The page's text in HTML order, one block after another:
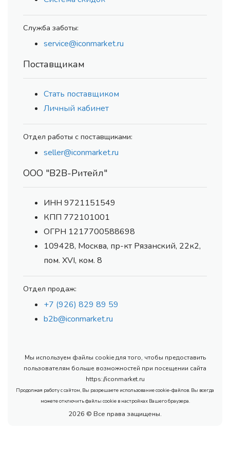
Служба заботы:
service@iconmarket.ru
Поставщикам
Стать поставщиком
Личный кабинет
Отдел работы с поставщиками:
seller@iconmarket.ru
ООО "В2В-Ритейл"
ИНН 9721151549
КПП 772101001
ОГРН 1217700588698
109428, Москва, пр-кт Рязанский, 22к2,
пом. XVI, ком. 8
Отдел продаж:
+7 (926) 829 89 59
b2b@iconmarket.ru
Мы используем файлы cookie для того, чтобы предоставить
пользователям больше возможностей при посещении сайта
https://iconmarket.ru
Продолжая работу с сайтом, Вы разрешаете использование cookie-файлов. Вы всегда
можете отключить файлы cookie в настройках Вашего браузера.
2026 © Все права защищены.